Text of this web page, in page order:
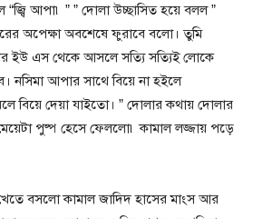
আপা৷ ” ” দোলা উচ্ছাসিত হয়ে বলল ”
অপেক্ষা অবশেষে ফুরাবে বলো। তুমি
ইউ এস থেকে আসলে সত্যি সত্যিই লোকে
নসিমা আপার সাথে বিয়ে না হইলে
বিয়ে দেয়া যাইতো। ” দোলার কথায় দোলার
পুষ্প হেসে ফেললো৷ কামাল লজ্জায় পড়ে
বসলো কামাল জাদিদ হাসের মাংস আর